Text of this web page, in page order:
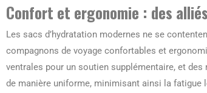
Confort et ergonomie : des
Les sacs d’hydratation modernes ne se
compagnons de voyage confortables et
ventrales pour un soutien supplémentaire, et
de manière uniforme, minimisant ainsi la fatigue